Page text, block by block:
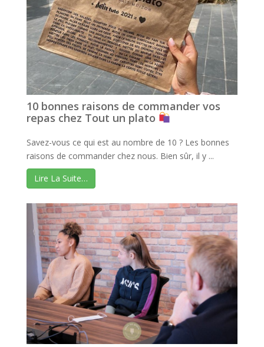
10 bonnes raisons de commander vos
repas chez Tout un plato
Savez-vous ce qui est au nombre de 10 ? Les bonnes
raisons de commander chez nous. Bien sûr, il y ...
Lire La Suite…